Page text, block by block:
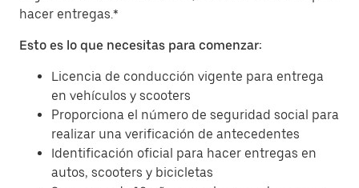
hacer entregas.*
Esto es lo que necesitas para comenzar:
Licencia de conducción vigente para entrega
en vehículos y scooters
Proporciona el número de seguridad social para
realizar una verificación de antecedentes
Identificación oficial para hacer entregas en
autos, scooters y bicicletas